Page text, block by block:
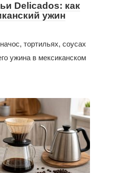
Delicados: как
ужин
тортильях, соусах
ужина в мексиканском